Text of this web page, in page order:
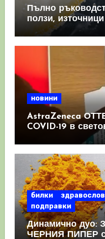
Пълно
ползи,
имунната
новини
AstraZeneca
COVID-19 в
като призна, че
КРЪВНИ
билки
подправки
Динамично дуо:
ЧЕРНИЯ ПИПЕР